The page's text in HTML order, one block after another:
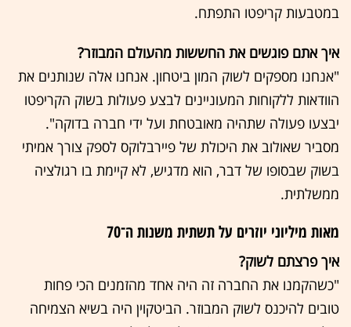
במטבעות קריפטו התפתח.
איך אתם פוגשים את החששות מהעולם המבוזר?
"אנחנו מספקים לשוק המון ביטחון. אנחנו אלה שנותנים את
הוודאות ללקוחות המעוניינים לבצע פעולות בשוק הקריפטו
יבצעו פעולה שתהיה מאובטחת ועל ידי חברה בדוקה".
מסביר שאולוב את היכולת של פיירבלוקס לספק צורך אמיתי
בשוק שבסופו של דבר, הוא מדגיש, לא קיימת בו רגולציה
ממשלתית.
מאות מיליוני יוזרים על תשתית משנות ה־70
איך פרצתם לשוק?
"כשהקמנו את החברה זה היה אחד מהזמנים הכי פחות
טובים להיכנס לשוק המבוזר. הביטקוין היה בשיא הצמיחה